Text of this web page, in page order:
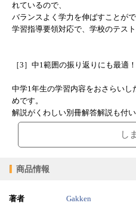
れているので、
バランスよく学力を伸ばすことがで
学習指導要領対応で、学校のテス
［3］中1範囲の振り返りにも最適！
中学1年生の学習内容をおさらい
めです。
解説がくわしい別冊解答解説も付い
し
商品情報
著者
Gakken